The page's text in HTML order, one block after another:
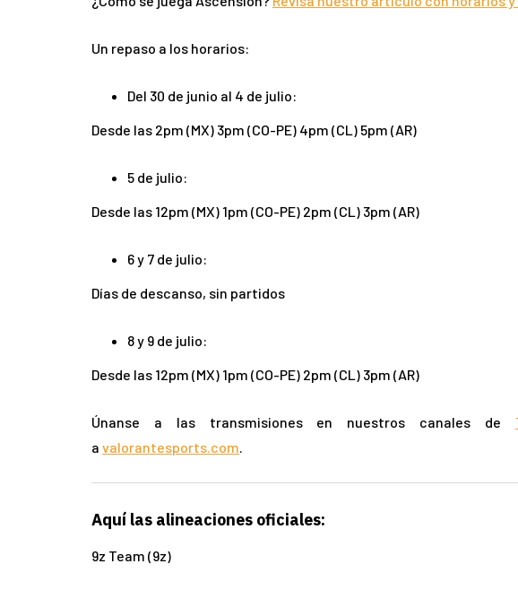
Un repaso a los horarios:
Del 30 de junio al 4 de julio:
Desde las 2pm (MX) 3pm (CO-PE) 4pm (CL) 5pm (AR)
5 de julio:
Desde las 12pm (MX) 1pm (CO-PE) 2pm (CL) 3pm (AR)
6 y 7 de julio:
Días de descanso, sin partidos
8 y 9 de julio:
Desde las 12pm (MX) 1pm (CO-PE) 2pm (CL) 3pm (AR)
Únanse a las transmisiones en nuestros canales de
a valorantesports.com.
Aquí las alineaciones oficiales:
9z Team (9z)